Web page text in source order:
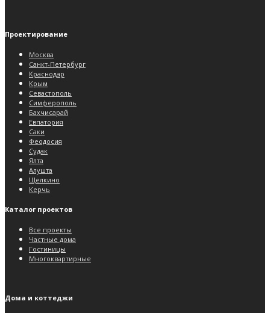
Проектирование
Москва
Санкт-Петербург
Краснодар
Крым
Севастополь
Симферополь
Бахчисарай
Евпатория
Саки
Феодосия
Судак
Ялта
Алушта
Щелкино
Керчь
Каталог проектов
Все проекты
Частные дома
Гостиницы
Многоквартирные
Дома и коттеджи